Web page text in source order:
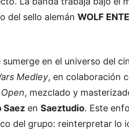
del sello alemán WOLF
sumerge en el universo del
Medley, en colaboración
Open, mezclado y
Saez en Saeztudio. Este
del grupo: reinterpretar lo